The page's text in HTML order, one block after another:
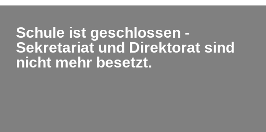
Schule ist geschlossen -
Sekretariat und Direktorat sind
nicht mehr besetzt.